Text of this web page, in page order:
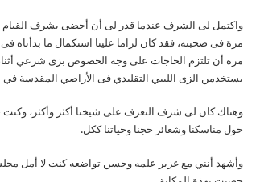
واكتمل لى الشرف عندما قدر لى أن أحضى بشرف القيام
مرة فى صحبته، فقد كان لزاما علينا استكمال ما بدأناه فى
مرة أن تلتزم الحاجات على وجه الخصوص بزى شرعي
يستخدمن الزى الليبي التقليدي فى الأراضي المقدسة
وهناك كان لى شرف التعرف على شيخنا أكثر وأكثر،
حول مناسكنا وشعائر حجنا وحياتنا ككل.
وأشهد أنني مع غزير علمه وحسن تواضعه كنت لا أمل